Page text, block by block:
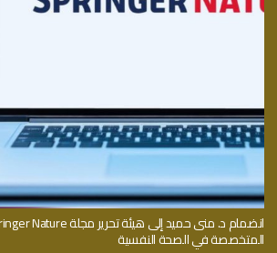
المتخصصة في الصحة النفسية